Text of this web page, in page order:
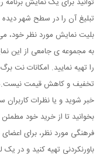
تبلیغ آن را در سطح شهر دیده
بلیت نمایش مورد نظر خود،
به مجموعه ی جامعی از این
را تهیه نمایید. امکانات نت
تخفیف و کاهش قیمت نیست.می
خبر شوید و یا نظرات کاربران
بخوانید تا از خرید خود
فرهنگی مورد نظر، برای اعضای
باورنکردنی تهیه کنید و در